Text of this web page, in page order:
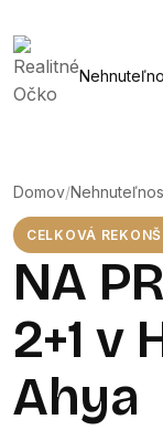
Domov/
CELKOVÁ
NA
2+1 v
Ahya